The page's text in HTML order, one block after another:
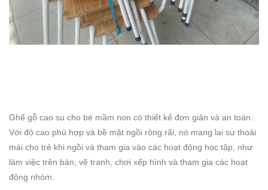
Ghế gỗ cao su cho bé mầm non có thiết kế đơn giản và an toàn.
Với độ cao phù hợp và bề mặt ngồi rộng rãi, nó mang lại sự thoải
mái cho trẻ khi ngồi và tham gia vào các hoạt động học tập, như
làm việc trên bàn, vẽ tranh, chơi xếp hình và tham gia các hoạt
động nhóm.